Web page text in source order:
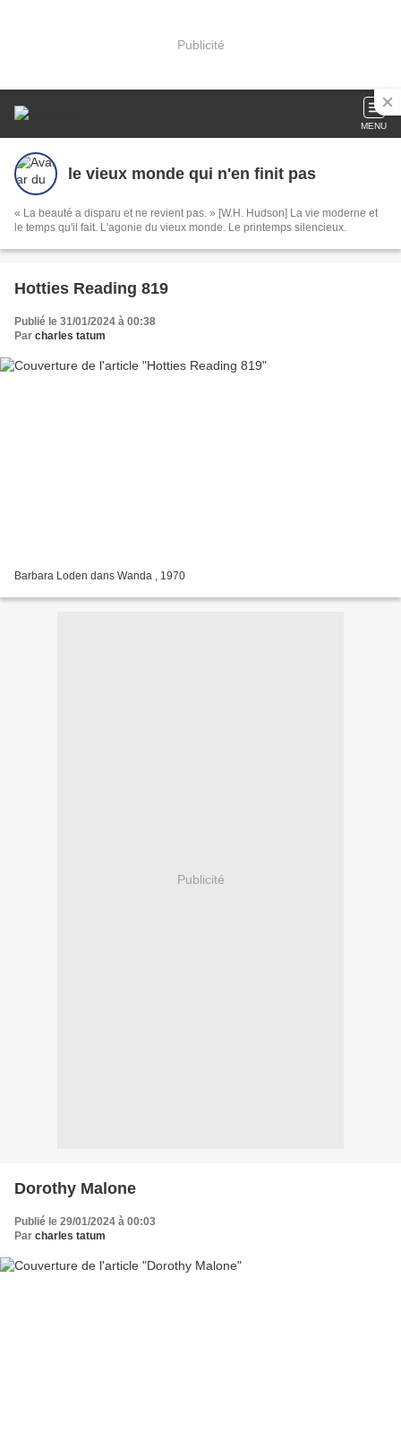
Publicité
MENU
le vieux monde qui n'en finit pas
« La beauté a disparu et ne revient pas. » [W.H. Hudson] La vie moderne et
le temps qu'il fait. L'agonie du vieux monde. Le printemps silencieux.
Hotties Reading 819
Publié le 31/01/2024 à 00:38
Par charles tatum
Barbara Loden dans Wanda , 1970
Publicité
Dorothy Malone
Publié le 29/01/2024 à 00:03
Par charles tatum